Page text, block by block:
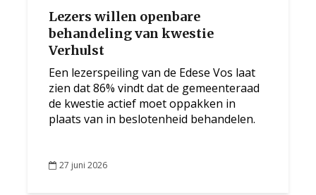
Lezers willen openbare
behandeling van kwestie
Verhulst
Een lezerspeiling van de Edese Vos laat
zien dat 86% vindt dat de gemeenteraad
de kwestie actief moet oppakken in
plaats van in beslotenheid behandelen.
27 juni 2026